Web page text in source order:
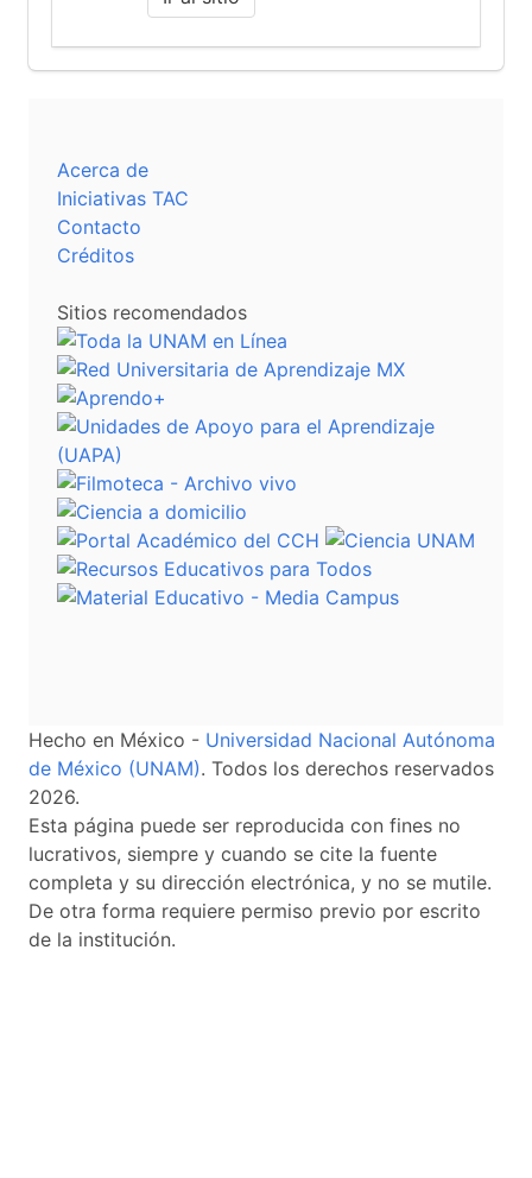
Acerca de
Iniciativas TAC
Contacto
Créditos
Sitios recomendados
Hecho en México - Universidad Nacional Autónoma
de México (UNAM). Todos los derechos reservados
2026.
Esta página puede ser reproducida con fines no
lucrativos, siempre y cuando se cite la fuente
completa y su dirección electrónica, y no se mutile.
De otra forma requiere permiso previo por escrito
de la institución.